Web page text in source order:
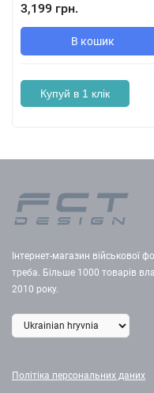
3,199 грн.
В кошик
Купуй в 1 клік
Інтернет-магазин військової
треба. Більше 1000 товарів
2010 року.
Політіка персональних даних